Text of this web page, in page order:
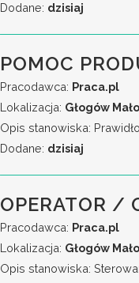
Dodane: dzisiaj
POMOC
Pracodawca: Praca.pl
Lokalizacja: Głogów
Opis stanowiska:
Dodane: dzisiaj
OPERATOR /
Pracodawca: Praca.pl
Lokalizacja: Głogów
Opis stanowiska: